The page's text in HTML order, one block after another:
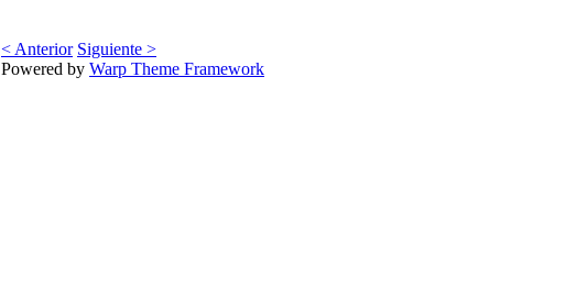
< Anterior Siguiente >
Powered by Warp Theme Framework